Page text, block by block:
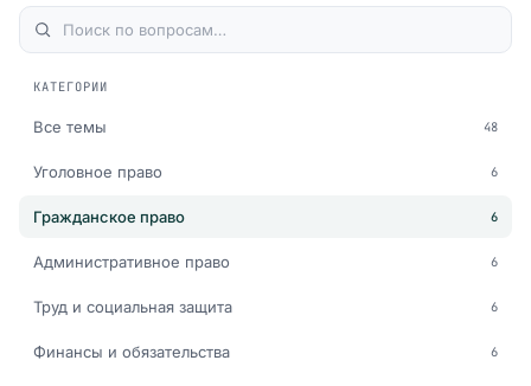
КАТЕГОРИИ
Все темы 48
Уголовное право 6
Гражданское право 6
Административное право 6
Труд и социальная защита 6
Финансы и обязательства 6